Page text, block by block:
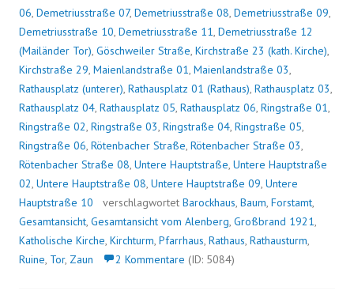
06 Demetriusstraße 07, Demetriusstraße 08 Demetriusstraße 09
Demetriusstraße 10 Demetriusstraße 11 Demetriusstraße 12
(Mailänder Tor) Göschweiler Straße Kirchstraße 23 (kath. Kirche)
Kirchstraße 29 Maienlandstraße 01 Maienlandstraße 03
Rathausplatz (unterer) Rathausplatz 01 (Rathaus) Rathausplatz 03
Rathausplatz 04 Rathausplatz 05 Rathausplatz 06 Ringstraße 01
Ringstraße 02 Ringstraße 03 Ringstraße 04 Ringstraße 05
Ringstraße 06 Rötenbacher Straße Rötenbacher Straße 03
Rötenbacher Straße 08 Untere Hauptstraße Untere Hauptstraße
02 Untere Hauptstraße 08 Untere Hauptstraße 09 Untere
Hauptstraße 10
verschlagwortet Barockhaus Baum Forstamt
Gesamtansicht Gesamtansicht vom Alenberg Großbrand 1921
Katholische Kirche Kirchturm Pfarrhaus Rathaus Rathausturm
Ruine Tor, Zaun 2 Kommentare (ID: 5084)